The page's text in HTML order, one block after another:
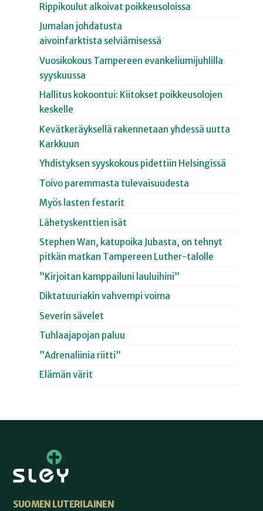
Rippikoulut alkoivat poikkeusoloissa
Jumalan johdatusta
aivoinfarktista selviämisessä
Vuosikokous Tampereen evankeliumijuhlilla
syyskuussa
Hallitus kokoontui: Kiitokset poikkeusolojen
keskelle
Kevätkeräyksellä rakennetaan yhdessä uutta
Karkkuun
Yhdistyksen syyskokous pidettiin Helsingissä
Toivo paremmasta tulevaisuudesta
Myös lasten festarit
Lähetyskenttien isät
Stephen Wan, katupoika Jubasta, on tehnyt
pitkän matkan Tampereen Luther-talolle
”Kirjoitan kamppailuni lauluihini”
Diktatuuriakin vahvempi voima
Severin sävelet
Tuhlaajapojan paluu
”Adrenaliinia riitti”
Elämän värit
SUOMEN LUTERILAINEN